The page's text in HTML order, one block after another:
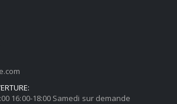
16:00-18:00 Samedi sur demande